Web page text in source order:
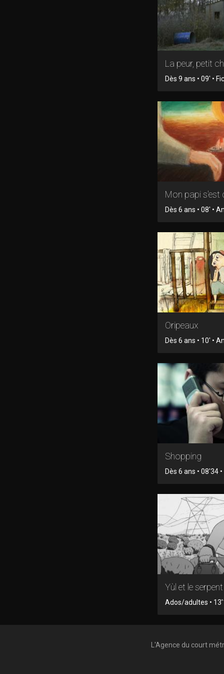
La peur, petit
Dès 9 ans • 09' •
Mon papi s'est
Dès 6 ans • 08' •
Oripeaux
Dès 6 ans • 10' •
Shopping
Dès 6 ans • 08'34
Yùl et le serpent
Ados/adultes •
L'Agence du court